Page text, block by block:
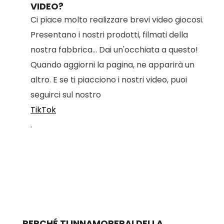
VIDEO?
Ci piace molto realizzare brevi video giocosi.
Presentano i nostri prodotti, filmati della
nostra fabbrica... Dai un'occhiata a questo!
Quando aggiorni la pagina, ne apparirà un
altro. E se ti piacciono i nostri video, puoi
seguirci sul nostro
TikTok
.